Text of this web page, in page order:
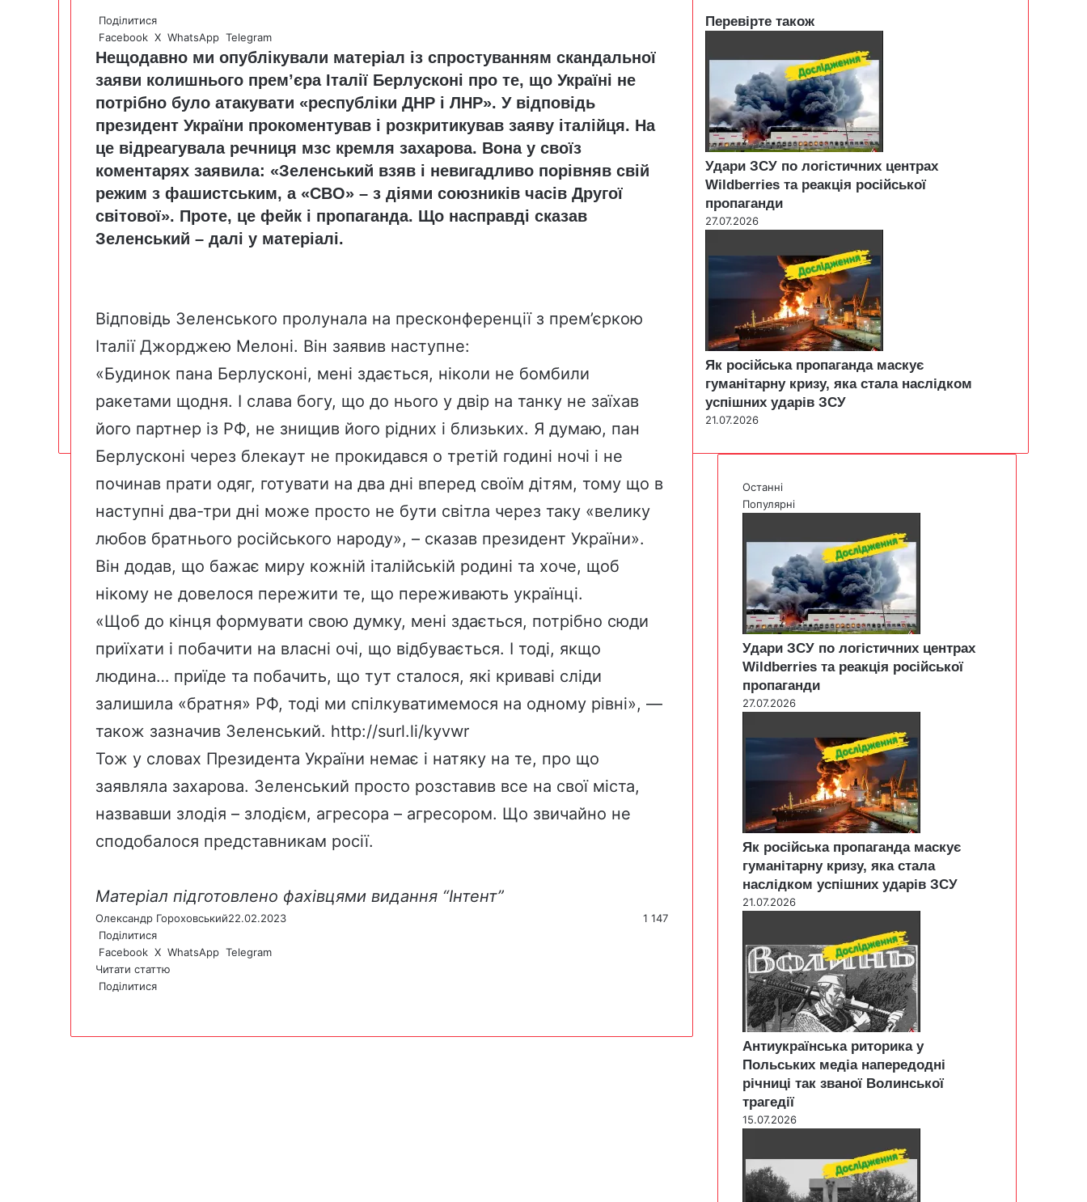
Поділитися
Facebook X WhatsApp Telegram
Нещодавно ми опублікували матеріал із спростуванням скандальної
заяви колишнього прем’єра Італії Берлусконі про те, що Україні не
потрібно було атакувати «республіки ДНР і ЛНР». У відповідь
президент України прокоментував і розкритикував заяву італійця. На
це відреагувала речниця мзс кремля захарова. Вона у своїз
коментарях заявила: «Зеленський взяв і невигадливо порівняв свій
режим з фашистським, а «СВО» – з діями союзників часів Другої
світової». Проте, це фейк і пропаганда. Що насправді сказав
Зеленський – далі у матеріалі.
Відповідь Зеленського пролунала на пресконференції з прем’єркою
Італії Джорджею Мелоні. Він заявив наступне:
«Будинок пана Берлусконі, мені здається, ніколи не бомбили
ракетами щодня. І слава богу, що до нього у двір на танку не заїхав
його партнер із РФ, не знищив його рідних і близьких. Я думаю, пан
Берлусконі через блекаут не прокидався о третій годині ночі і не
починав прати одяг, готувати на два дні вперед своїм дітям, тому що в
наступні два-три дні може просто не бути світла через таку «велику
любов братнього російського народу», – сказав президент України».
Він додав, що бажає миру кожній італійській родині та хоче, щоб
нікому не довелося пережити те, що переживають українці.
«Щоб до кінця формувати свою думку, мені здається, потрібно сюди
приїхати і побачити на власні очі, що відбувається. І тоді, якщо
людина… приїде та побачить, що тут сталося, які криваві сліди
залишила «братня» РФ, тоді ми спілкуватимемося на одному рівні», —
також зазначив Зеленський. http://surl.li/kyvwr
Тож у словах Президента України немає і натяку на те, про що
заявляла захарова. Зеленський просто розставив все на свої міста,
назвавши злодія – злодієм, агресора – агресором. Що звичайно не
сподобалося представникам росії.
Матеріал підготовлено фахівцями видання “Інтент”
Олександр Гороховський22.02.2023
1 147
Поділитися
Facebook X WhatsApp Telegram
Читати статтю
Поділитися
calb
i
Перевірте також
Удари ЗСУ по логістичних центрах
Wildberries та реакція російської
пропаганди
27.07.2026
Як російська пропаганда маскує
гуманітарну кризу, яка стала наслідком
успішних ударів ЗСУ
21.07.2026
Останні
Популярні
Удари ЗСУ по логістичних центрах
Wildberries та реакція російської
пропаганди
27.07.2026
Як російська пропаганда маскує
гуманітарну кризу, яка стала
наслідком успішних ударів ЗСУ
21.07.2026
Антиукраїнська риторика у
Польських медіа напередодні
річниці так званої Волинської
трагедії
15.07.2026